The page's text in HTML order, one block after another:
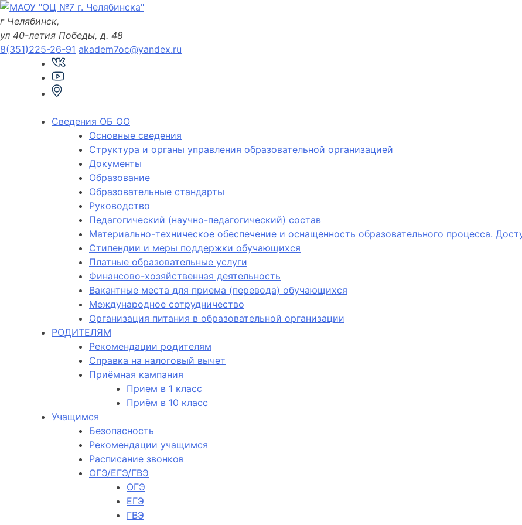
Skip
to
content
г Челябинск,
ул 40-летия Победы, д. 48
8(351)225-26-91 akadem7oc@yandex.ru
Сведения ОБ ОО
Основные сведения
Структура и органы управления образовательной организацией
Документы
Образование
Образовательные стандарты
Руководство
Педагогический (научно-педагогический) состав
Материально-техническое обеспечение и оснащенность образовательного процесса.
Стипендии и меры поддержки обучающихся
Платные образовательные услуги
Финансово-хозяйственная деятельность
Вакантные места для приема (перевода) обучающихся
Международное сотрудничество
Организация питания в образовательной организации
РОДИТЕЛЯМ
Рекомендации родителям
Справка на налоговый вычет
Приёмная кампания
Прием в 1 класс
Приём в 10 класс
Учащимся
Безопасность
Рекомендации учащимся
Расписание звонков
ОГЭ/ЕГЭ/ГВЭ
ОГЭ
ЕГЭ
ГВЭ